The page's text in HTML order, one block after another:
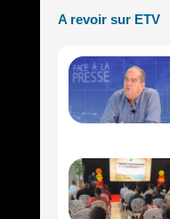
A revoir sur ETV